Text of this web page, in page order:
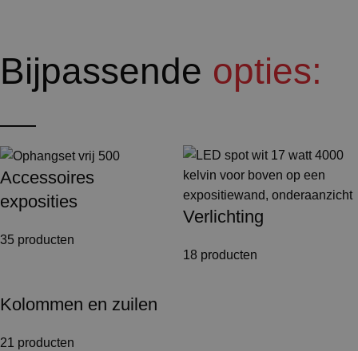
Bijpassende opties:
Accessoires
exposities
35 producten
Verlichting
18 producten
Kolommen en zuilen
21 producten